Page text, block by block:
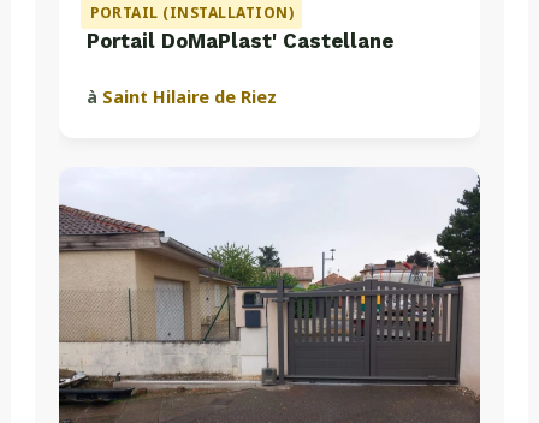
PORTAIL (INSTALLATION)
Portail DoMaPlast' Castellane
à Saint Hilaire de Riez